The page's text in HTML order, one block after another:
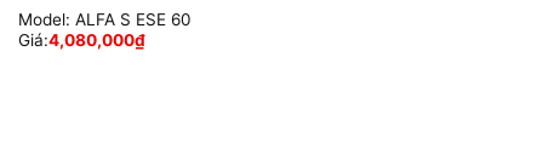
Model: ALFA S ESE 60
Giá:4,080,000₫